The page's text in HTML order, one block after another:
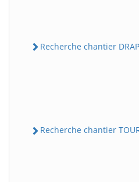
Recherche chantier DRAP
Recherche chantier